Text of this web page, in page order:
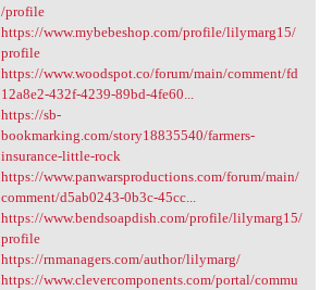
/profile
https://www.mybebeshop.com/profile/lilymarg15/
profile
https://www.woodspot.co/forum/main/comment/fd
12a8e2-432f-4239-89bd-4fe60...
https://sb-
bookmarking.com/story18835540/farmers-
insurance-little-rock
https://www.panwarsproductions.com/forum/main/
comment/d5ab0243-0b3c-45cc...
https://www.bendsoapdish.com/profile/lilymarg15/
profile
https://rnmanagers.com/author/lilymarg/
https://www.clevercomponents.com/portal/commu